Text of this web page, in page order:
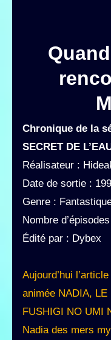
Chronique de la série animée NADIA, LE
SECRET DE
Réalisateur :
Date de sortie :
Genre :
Nombre
Édité par : Dybex
Aujourd’hui
animée NADIA, LE
FUSHIGI NO UMI
Nadia des mers